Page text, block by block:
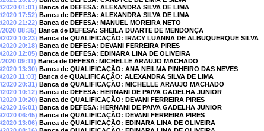
2020 01:01) Banca de DEFESA: ALEXANDRA SILVA DE LIMA
2020 17:52) Banca de DEFESA: ALEXANDRA SILVA DE LIMA
2020 21:22) Banca de DEFESA: MANUEL MOREIRA NETO
2020 08:35) Banca de DEFESA: SHEILA DUARTE DE MENDONÇA
2020 10:23) Banca de QUALIFICAÇÃO: IRACY LUANNA DE ALBUQUERQUE SILVA
2020 20:18) Banca de DEFESA: DEVANI FERREIRA PIRES
2020 12:05) Banca de DEFESA: EDINARA LINA DE OLIVEIRA
2020 09:11) Banca de DEFESA: MICHELLE ARAUJO MACHADO
2020 13:30) Banca de QUALIFICAÇÃO: ANA NEILMA PINHEIRO DAS NEVES
2020 11:03) Banca de QUALIFICAÇÃO: ALEXANDRA SILVA DE LIMA
2020 20:31) Banca de QUALIFICAÇÃO: MICHELLE ARAUJO MACHADO
2020 10:12) Banca de DEFESA: HERNANI DE PAIVA GADELHA JUNIOR
2020 10:20) Banca de QUALIFICAÇÃO: DEVANI FERREIRA PIRES
2020 16:01) Banca de DEFESA: HERNANI DE PAIVA GADELHA JUNIOR
2020 06:45) Banca de QUALIFICAÇÃO: DEVANI FERREIRA PIRES
2020 13:06) Banca de QUALIFICAÇÃO: EDINARA LINA DE OLIVEIRA